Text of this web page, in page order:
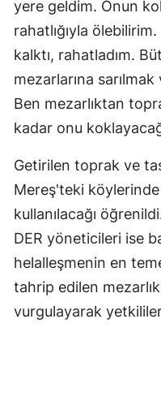
yere geldim. Onun
rahatlığıyla
kalktı, rahatladım.
mezarlarına sarılmak
Ben mezarlıktan
kadar onu
Getirilen toprak ve
Mereş'teki
kullanılacağı
DER yöneticileri ise
helalleşmenin en
tahrip edilen
vurgulayarak